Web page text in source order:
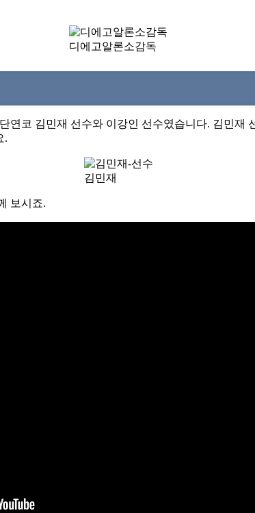
디에고알론소감독
연코 김민재 선수와 이강인 선수였습니다. 김민재
.
김민재
보시죠.